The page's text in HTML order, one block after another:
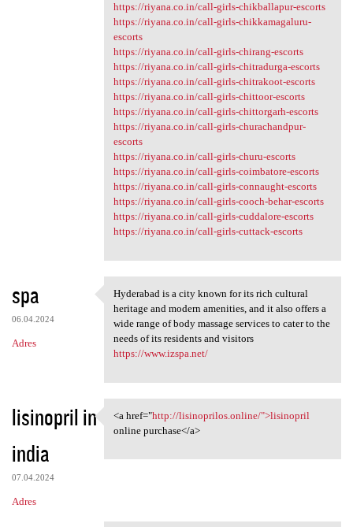
https://riyana.co.in/call-girls-chikballapur-escorts
https://riyana.co.in/call-girls-chikkamagaluru-
escorts
https://riyana.co.in/call-girls-chirang-escorts
https://riyana.co.in/call-girls-chitradurga-escorts
https://riyana.co.in/call-girls-chitrakoot-escorts
https://riyana.co.in/call-girls-chittoor-escorts
https://riyana.co.in/call-girls-chittorgarh-escorts
https://riyana.co.in/call-girls-churachandpur-
escorts
https://riyana.co.in/call-girls-churu-escorts
https://riyana.co.in/call-girls-coimbatore-escorts
https://riyana.co.in/call-girls-connaught-escorts
https://riyana.co.in/call-girls-cooch-behar-escorts
https://riyana.co.in/call-girls-cuddalore-escorts
https://riyana.co.in/call-girls-cuttack-escorts
spa
06.04.2024
Adres
Hyderabad is a city known for
Hyderabad is a city known for its rich cultural
heritage and modern amenities, and it also offers a
wide range of body massage services to cater to the
needs of its residents and visitors
https://www.izspa.net/
lisinopril in
india
07.04.2024
Adres
<a href="http://lisinoprilos
<a href="http://lisinoprilos.online/">lisinopril
online purchase</a>